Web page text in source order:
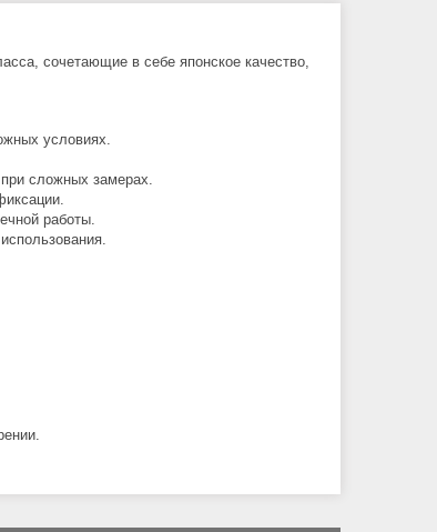
сочетающие в себе японское качество,
условиях.
сложных замерах.
работы.